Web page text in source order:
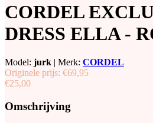
CORDEL
DRESS ELLA -
Model: jurk | Merk: CORDEL
Originele prijs: €69,95
€25,00
Omschrijving